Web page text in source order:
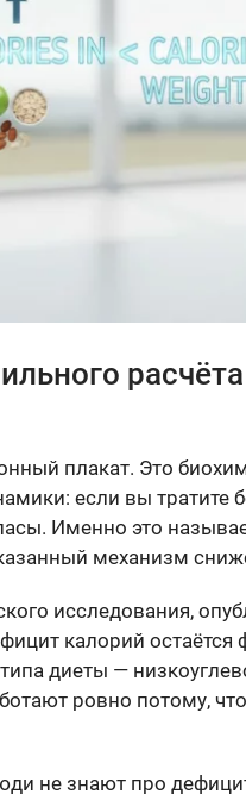
плакат. Это
если вы тратите
Именно это
механизм
исследования,
калорий
диеты —
ровно потому,
не знают про